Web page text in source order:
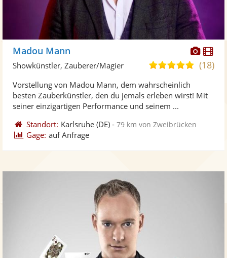
Madou Mann
5,0(18)
Showkünstler, Zauberer/Magier
Vorstellung von Madou Mann, dem wahrscheinlich
besten Zauberkünstler, den du jemals erleben wirst! Mit
seiner einzigartigen Performance und seinem ...
Standort: Karlsruhe (DE) -79 km von Zweibrücken
Gage: auf Anfrage